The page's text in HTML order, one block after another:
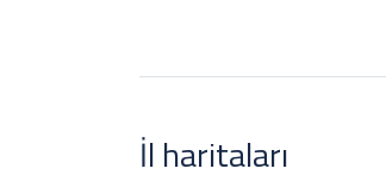
İl haritaları